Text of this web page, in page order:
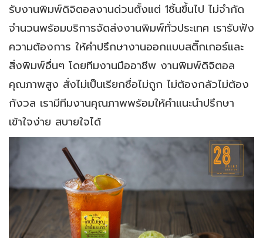
รับงานพิมพ์ดิจิตอลงานด่วนตั้งแต่ 1ชิ้นขึ้นไป ไม่จำกัด
จำนวนพร้อมบริการจัดส่งงานพิมพ์ทั่วประเทศ เรารับฟัง
ความต้องการ ให้คำปรึกษางานออกแบบสติ๊กเกอร์และ
สิ่งพิมพ์อื่นๆ โดยทีมงานมืออาชีพ งานพิมพ์ดิจิตอล
คุณภาพสูง สั่งไม่เป็นเรียกชื่อไม่ถูก ไม่ต้องกลัวไม่ต้อง
กังวล เรามีทีมงานคุณภาพพร้อมให้คำแนะนำปรึกษา
เข้าใจง่าย สบายใจได้